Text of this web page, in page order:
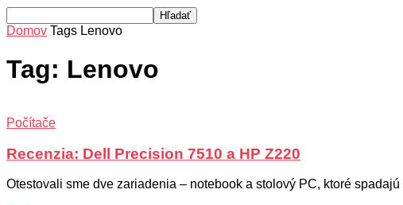
Domov Tags Lenovo
Tag: Lenovo
Počítače
Recenzia: Dell Precision 7510 a HP Z220
Otestovali sme dve zariadenia – notebook a stolový PC, ktoré